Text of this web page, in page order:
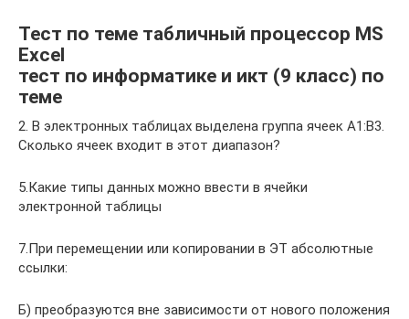
Тест по теме табличный процессор MS
Excel
тест по информатике и икт (9 класс) по
теме
2. В электронных таблицах выделена группа ячеек А1:В3.
Сколько ячеек входит в этот диапазон?
5.Какие типы данных можно ввести в ячейки
электронной таблицы
7.При перемещении или копировании в ЭТ абсолютные
ссылки:
Б) преобразуются вне зависимости от нового положения